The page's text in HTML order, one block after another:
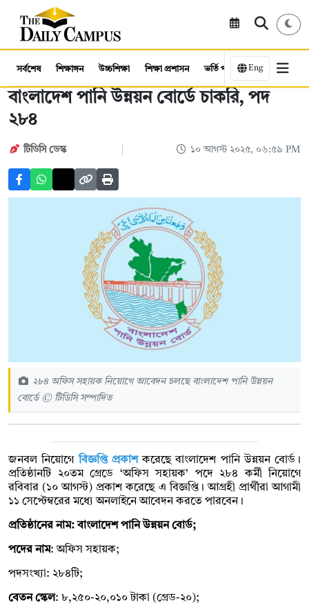
সর্বশেষ শিক্ষাঙ্গন উচ্চশিক্ষা শিক্ষা প্রশাসন ভর্তি পরীক্ষা কর্মসংস্থান
Eng
বাংলাদেশ পানি উন্নয়ন বোর্ডে চাকরি, পদ
২৮৪
টিডিসি ডেস্ক ১০ আগস্ট ২০২৫, ০৬:৫৯ PM
২৮৪ অফিস সহায়ক নিয়োগে আবেদন চলছে বাংলাদেশ পানি উন্নয়ন
বোর্ডে © টিডিসি সম্পাদিত
জনবল নিয়োগেবিজ্ঞপ্তি প্রকাশকরেছে বাংলাদেশ পানি উন্নয়ন বোর্ড।
প্রতিষ্ঠানটি ২০তম গ্রেডে ‘অফিস সহায়ক’ পদে ২৮৪ কর্মী নিয়োগে
রবিবার (১০ আগস্ট) প্রকাশ করেছে এ বিজ্ঞপ্তি। আগ্রহী প্রার্থীরা আগামী
১১ সেপ্টেম্বরের মধ্যে অনলাইনে আবেদন করতে পারবেন।
প্রতিষ্ঠানের নাম: বাংলাদেশ পানি উন্নয়ন বোর্ড;
পদের নাম: অফিস সহায়ক;
পদসংখ্যা: ২৮৪টি;
বেতন স্কেল: ৮,২৫০-২০,০১০ টাকা (গ্রেড-২০);